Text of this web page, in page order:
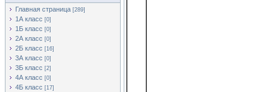
Главная страница [289]
1А класс [0]
1Б класс [0]
2А класс [0]
2Б класс [16]
3А класс [0]
3Б класс [2]
4А класс [0]
4Б класс [17]